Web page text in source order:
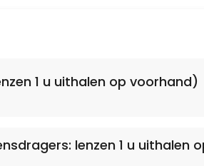
op voorhand)
1 u uithalen op voorhand)
lenzen 1 u uithalen